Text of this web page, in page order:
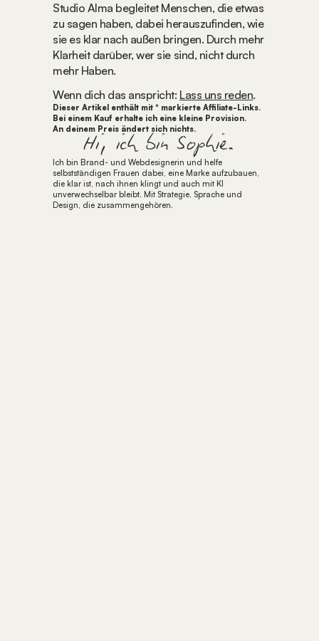
Studio Alma begleitet Menschen, die etwas
zu sagen haben, dabei herauszufinden, wie
sie es klar nach außen bringen. Durch mehr
Klarheit darüber, wer sie sind, nicht durch
mehr Haben.
Wenn dich das anspricht: Lass uns reden.
Dieser Artikel enthält mit * markierte Affiliate-Links.
Bei einem Kauf erhalte ich eine kleine Provision.
An deinem Preis ändert sich nichts.
Hi, ich bin Sophie.
Ich bin Brand- und Webdesignerin und helfe
selbstständigen Frauen dabei, eine Marke aufzubauen,
die klar ist, nach ihnen klingt und auch mit KI
unverwechselbar bleibt. Mit Strategie, Sprache und
Design, die zusammengehören.